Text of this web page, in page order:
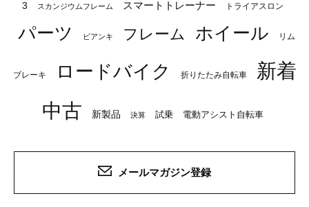
3
スカンジウムフレーム スマートトレーナー トライアスロン
パーツ ビアンキ フレーム ホイール リム
ブレーキ ロードバイク 折りたたみ自転車
新着
中古
新製品 決算 試乗 電動アシスト自転車
メールマガジン登録